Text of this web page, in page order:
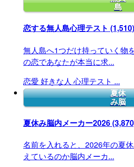
島
恋する無人島心理テスト (1,510)
無人島へ1つだけ持っていく物
の恋であなたが本当に求...
恋愛 好きな人 心理テスト ...
夏休
み脳
夏休み脳内メーカー2026
名前を入れると、2026年の夏
えているのか脳内メーカ...